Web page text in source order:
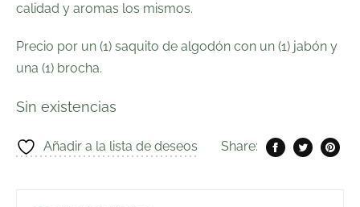
calidad y aromas los mismos.
Precio por un (1) saquito de algodón con un (1) jabón y
una (1) brocha.
Sin existencias
Share:
Añadir a la lista de deseos